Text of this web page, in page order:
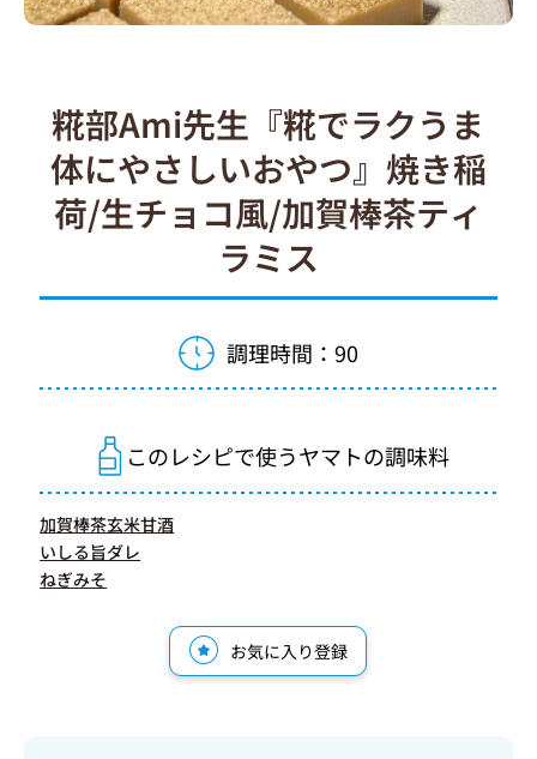
糀部Ami先生『糀でラクうま
体にやさしいおやつ』焼き稲
荷/生チョコ風/加賀棒茶ティ
ラミス
調理時間：90
このレシピで使うヤマトの調味料
加賀棒茶玄米甘酒
いしる旨ダレ
ねぎみそ
お気に入り登録